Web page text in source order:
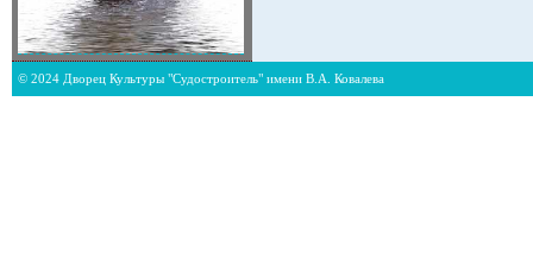
© 2024 Дворец Культуры "Судостроитель" имени В.А. Ковалева